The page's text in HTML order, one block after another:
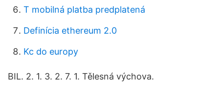
T mobilná platba predplatená
Definícia ethereum 2.0
Kc do europy
BIL. 2. 1. 3. 2. 7. 1. Tělesná výchova.